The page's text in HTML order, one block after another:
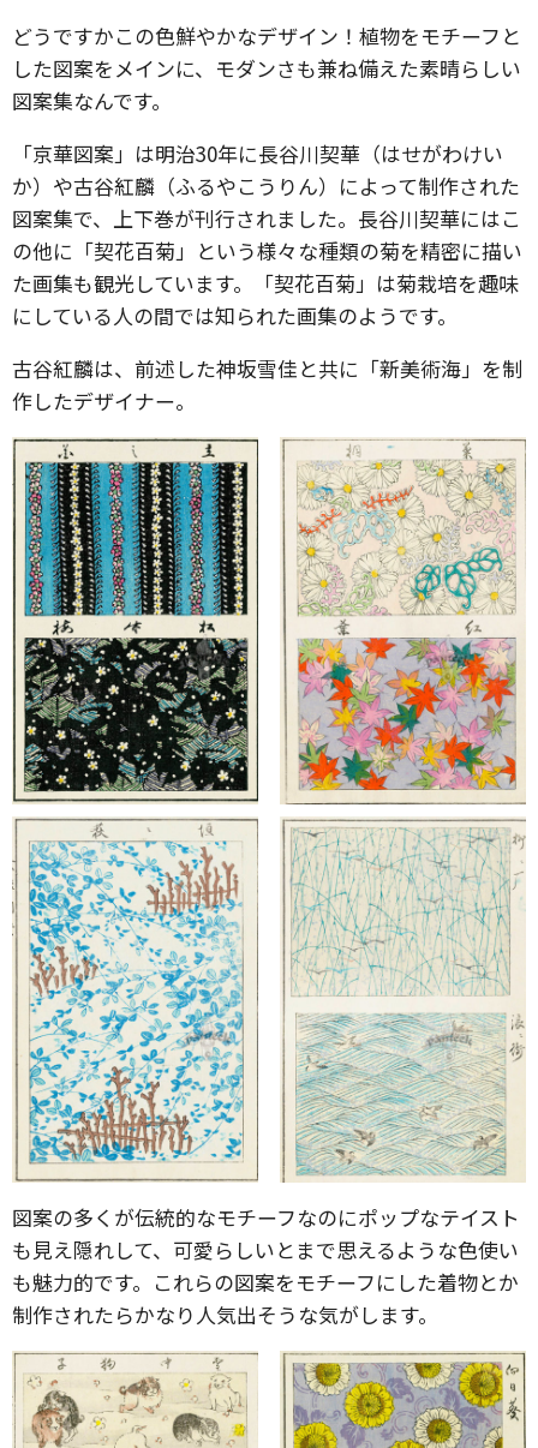
どうですかこの色鮮やかなデザイン！植物をモチーフと
した図案をメインに、モダンさも兼ね備えた素晴らしい
図案集なんです。
「京華図案」は明治30年に長谷川契華（はせがわけい
か）や古谷紅麟（ふるやこうりん）によって制作された
図案集で、上下巻が刊行されました。長谷川契華にはこ
の他に「契花百菊」という様々な種類の菊を精密に描い
た画集も観光しています。「契花百菊」は菊栽培を趣味
にしている人の間では知られた画集のようです。
古谷紅麟は、前述した神坂雪佳と共に「新美術海」を制
作したデザイナー。
図案の多くが伝統的なモチーフなのにポップなテイスト
も見え隠れして、可愛らしいとまで思えるような色使い
も魅力的です。これらの図案をモチーフにした着物とか
制作されたらかなり人気出そうな気がします。